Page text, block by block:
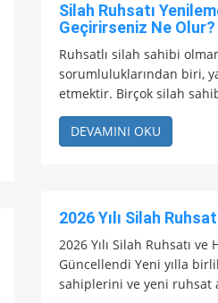
Silah Ruhsatı
Geçirirseniz Ne Olur?
Ruhsatlı silah sahibi
sorumluluklarından biri,
etmektir. Birçok silah
DEVAMINI OKU
2026 Yılı Silah
2026 Yılı Silah Ruhsatı
Güncellendi Yeni yılla
sahiplerini ve yeni ruhsat